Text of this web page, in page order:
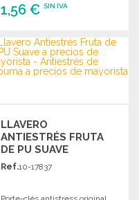
1,56 €SIN IVA
PEDIR
Solicitar un presupuesto
LLAVERO
ANTIESTRÉS FRUTA
DE PU SUAVE
Ref.10-17837